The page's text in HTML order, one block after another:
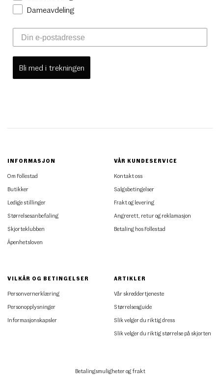
Dameavdeling
Bli med i trekningen
INFORMASJON
Om Follestad
Butikker
Ledige stillinger
Størrelsesanbefaling
Skjorteklubben
Åpenhetsloven
VÅR KUNDESERVICE
Kontakt oss
Salgsbetingelser
Frakt og levering
Angrerett, retur og reklamasjon
Betaling hos Follestad
VILKÅR OG BETINGELSER
Personvernerklæring
Personopplysninger
Informasjonskapsler
ARTIKLER
Vår skreddertjeneste
Størrelsesguide
Slik velger du riktig dress
Slik velger du riktig størrelse på skjorten
Betalingsmuligheter og frakt